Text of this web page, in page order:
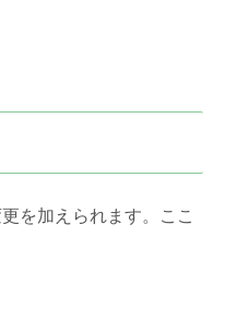
を加えられます。ここ